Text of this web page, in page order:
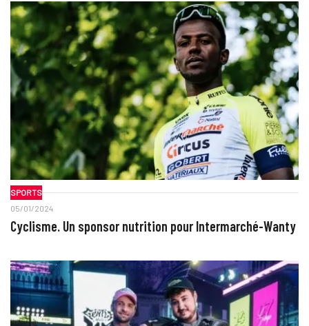
SPORTS
05/01/2024
Cyclisme. Un sponsor nutrition pour Intermarché-Wanty